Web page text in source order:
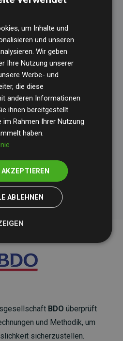
der Website entspricht.
werden durch
erfüllen höchste
tatsächliche
Weitere
einzelnen Projekten finden
Klimaprojekte unterstützen
BDO überprüft
und Methodik, um
sicherzustellen.
um Inhalte und
und unseren
Wir geben
Ihre Nutzung unserer
Werbe- und
die diese
anderen Informationen
ihnen bereitgestellt
im Rahmen Ihrer Nutzung
haben.
ABLEHNEN